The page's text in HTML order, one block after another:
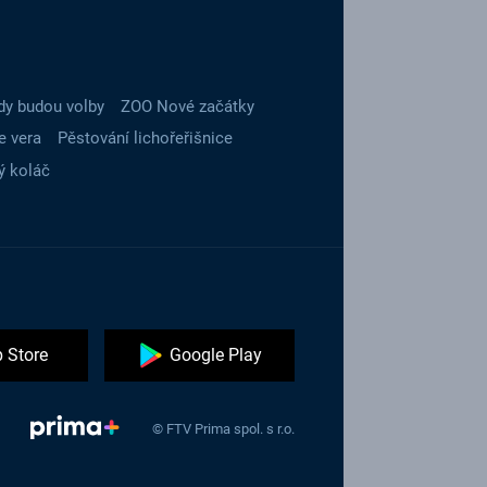
budou volby
ZOO Nové začátky
vera
Pěstování lichořeřišnice
koláč
Store Google Play
© FTV Prima spol. s r.o.